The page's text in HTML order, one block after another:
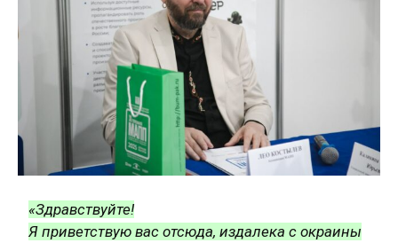
«Здравствуйте!
Я приветствую вас отсюда, издалека с окраины